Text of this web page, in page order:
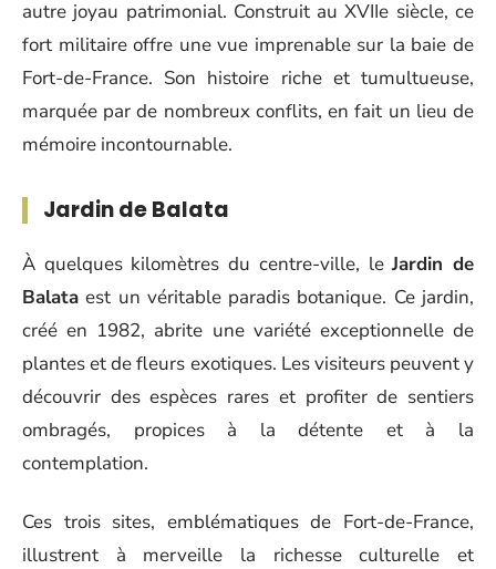
autre joyau patrimonial. Construit au XVIIe siècle, ce
fort militaire offre une vue imprenable sur la baie de
Fort-de-France. Son histoire riche et tumultueuse,
marquée par de nombreux conflits, en fait un lieu de
mémoire incontournable.
Jardin de Balata
À quelques kilomètres du centre-ville, leJardin de
Balata est un véritable paradis botanique. Ce jardin,
créé en 1982, abrite une variété exceptionnelle de
plantes et de fleurs exotiques. Les visiteurs peuvent y
découvrir des espèces rares et profiter de sentiers
ombragés, propices à la détente et à la
contemplation.
Ces trois sites, emblématiques de Fort-de-France,
illustrent à merveille la richesse culturelle et